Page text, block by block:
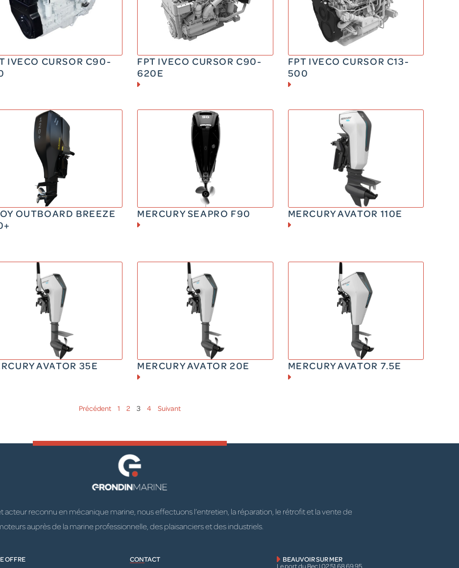
380 – 410 CV
950 kg
IVECO CURSOR C90-
450 – 620 CV
940 kg
FPT IVECO CURSOR C90-
620E
330 – 500 CV
1345 kg
FPT IVECO CURSOR C13-
500
ELECTRIQUE
120 CV
OUTBOARD BREEZE
ESSENCE
MERCURY SEAPRO F90
ELECTRIQUE
EQUIVALENT A UN 30cv CV
98.2 kg
MERCURY AVATOR 110E
ELECTRIQUE
EQUIVALENT A UN 9,9cv CV
AVATOR 35E
ELECTRIQUE
EQUIVALENT A UN 5cv CV
MERCURY AVATOR 20E
ELECTRIQUE
EQUIVALENT A UN 3,5cv CV
MERCURY AVATOR 7.5E
Précédent 1 2 3 4 Suivant
acteur reconnu en mécanique marine, nous effectuons l’entretien, la réparation, le rétrofit et la vente de
auprès de la marine professionnelle, des plaisanciers et des industriels.
OFFRE CONTACT
BEAUVOIR SUR MER
Le port du Bec | 02 51 68 69 95